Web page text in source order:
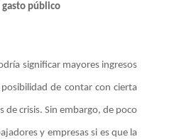
gasto público
significar mayores ingresos
de contar con cierta
crisis. Sin embargo, de poco
y empresas si es que la